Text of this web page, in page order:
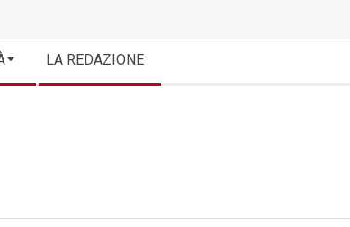
LA REDAZIONE